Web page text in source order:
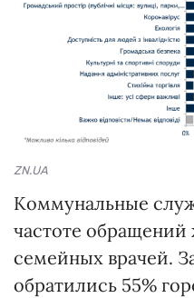
ZN.UA
Коммунальные
частоте
семейных врачей.
обратились 55%